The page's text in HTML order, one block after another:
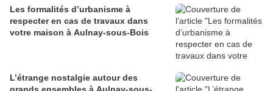
Les formalités d’urbanisme à
respecter en cas de travaux dans
votre maison à Aulnay-sous-Bois
L’étrange nostalgie autour des